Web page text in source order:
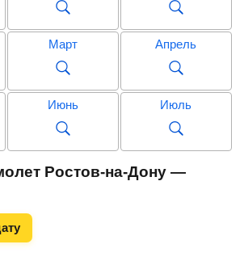
Март Апрель
Июнь Июль
Сентябрь
Ростов-на-Дону —